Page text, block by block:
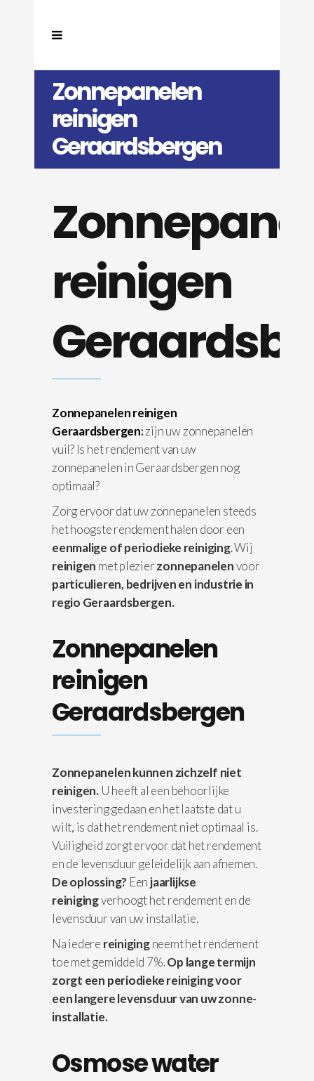
Zonnepanelen
reinigen
Geraardsbergen
reinigen
Zonnepanelen reinigen
Geraardsbergen:zijn uw zonnepanelen
vuil? Is het rendement van uw
zonnepanelen in Geraardsbergen nog
optimaal?
Zorg ervoor dat uw zonnepanelen steeds
het hoogste rendement halen door een
eenmalige of periodieke reiniging. Wij
reinigen met plezierzonnepanelenvoor
particulieren, bedrijven en industrie in
regio Geraardsbergen.
Zonnepanelen
reinigen
Geraardsbergen
Zonnepanelen kunnen zichzelf niet
reinigen. U heeft al een behoorlijke
investering gedaan en het laatste dat u
wilt, is dat het rendement niet optimaal is.
Vuiligheid zorgt ervoor dat het rendement
en de levensduur geleidelijk aan afnemen.
De oplossing? Een jaarlijkse
reinigingverhoogt het rendement en de
levensduur van uw installatie.
Na iedere reinigingneemt het rendement
toe met gemiddeld 7%.Op lange termijn
zorgt een periodieke reiniging voor
een langere levensduur van uw zonne-
installatie.
Osmose water